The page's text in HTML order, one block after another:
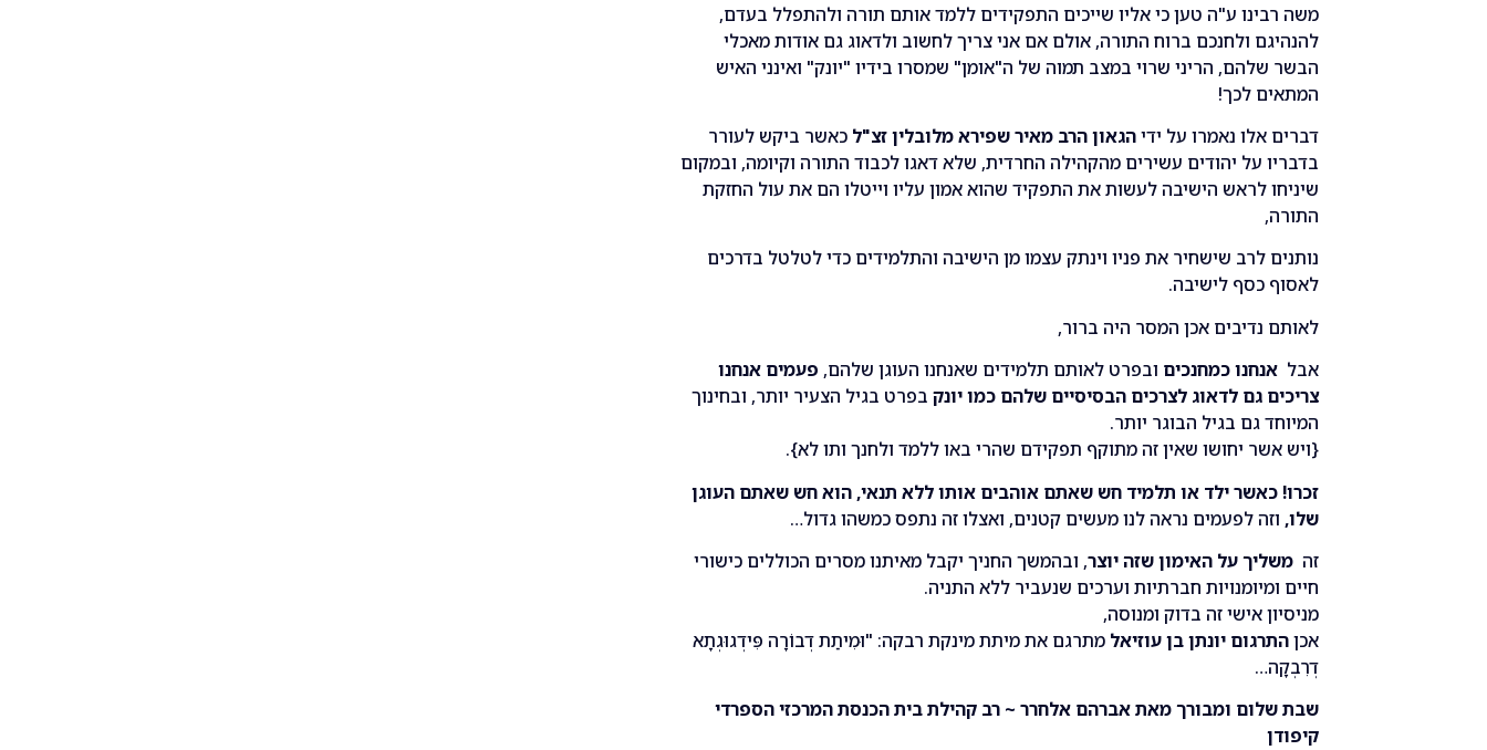
משה רבינו ע"ה טען כי אליו שייכים התפקידים ללמד אותם תורה ולהתפלל בעדם,
להנהיגם ולחנכם ברוח התורה, אולם אם אני צריך לחשוב ולדאוג גם אודות מאכלי
הבשר שלהם, הריני שרוי במצב תמוה של ה"אומן" שמסרו בידיו "יונק" ואינני האיש
המתאים לכך!
דברים אלו נאמרו על ידיהגאון הרב מאיר שפירא מלובלין זצ"ל כאשר ביקש לעורר
בדבריו על יהודים עשירים מהקהילה החרדית, שלא דאגו לכבוד התורה וקיומה, ובמקום
שיניחו לראש הישיבה לעשות את התפקיד שהוא אמון עליו וייטלו הם את עול החזקת
התורה,
נותנים לרב שישחיר את פניו וינתק עצמו מן הישיבה והתלמידים כדי לטלטל בדרכים
לאסוף כסף לישיבה.
לאותם נדיבים אכן המסר היה ברור,
אבל אנחנו כמחנכים ובפרט לאותם תלמידים שאנחנו העוגן שלהם, פעמים אנחנו
צריכים גם לדאוג לצרכים הבסיסיים שלהם כמו יונק בפרט בגיל הצעיר יותר, ובחינוך
המיוחד גם בגיל הבוגר יותר.
{ויש אשר יחושו שאין זה מתוקף תפקידם שהרי באו ללמד ולחנך ותו לא}.
זכרו! כאשר ילד או תלמיד חש שאתם אוהבים אותו ללא תנאי, הוא חש שאתם העוגן
שלו, וזה לפעמים נראה לנו מעשים קטנים, ואצלו זה נתפס כמשהו גדול…
זה משליך על האימון שזה יוצר, ובהמשך החניך יקבל מאיתנו מסרים הכוללים כישורי
חיים ומיומנויות חברתיות וערכים שנעביר ללא התניה.
מניסיון אישי זה בדוק ומנוסה,
אכןהתרגום יונתן בן עוזיאל מתרגם את מיתת מינקת רבקה: "וּמִיתַת דְבוֹרָה פִּידְגוּגְתָא
דְרִבְקָה…
שבת שלום ומבורך מאת אברהם אלחרר ~ רב קהילת בית הכנסת המרכזי הספרדי
קיפודן